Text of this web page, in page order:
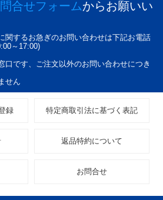
合せフォームからお願いい
関するお急ぎのお問い合わせは下記お電話
～17:00)
です、ご注文以外のお問い合わせにつき
せん
録 特定商取引法に基づく表記
返品特約について
お問合せ